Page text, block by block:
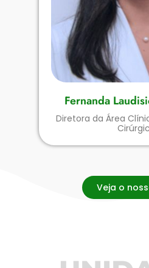
Fernanda
Diretora da Área
Veja o